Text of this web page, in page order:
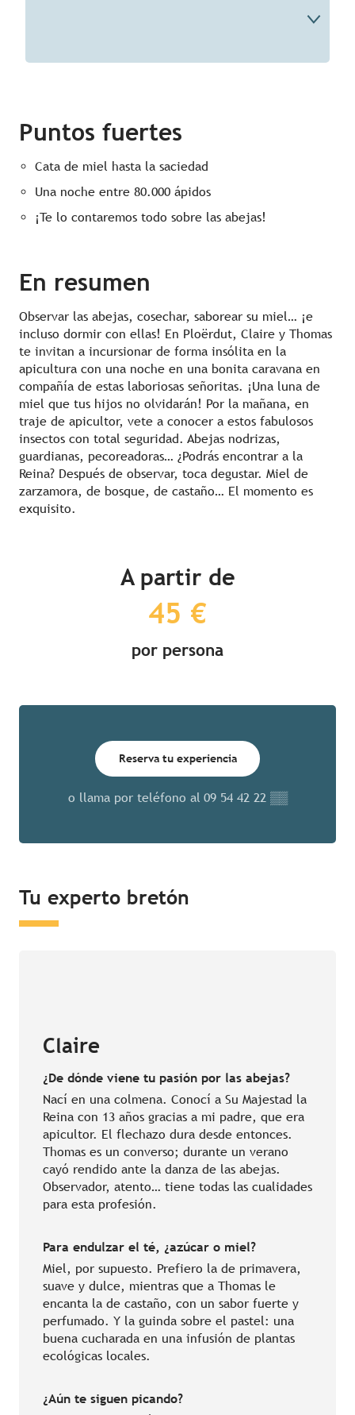
Tu experto
Información
Contacto
Puntos fuertes
Cata de miel hasta la saciedad
Una noche entre 80.000 ápidos
¡Te lo contaremos todo sobre las abejas!
En resumen
Observar las abejas, cosechar, saborear su miel… ¡e
incluso dormir con ellas! En Ploërdut, Claire y Thomas
te invitan a incursionar de forma insólita en la
apicultura con una noche en una bonita caravana en
compañía de estas laboriosas señoritas. ¡Una luna de
miel que tus hijos no olvidarán! Por la mañana, en
traje de apicultor, vete a conocer a estos fabulosos
insectos con total seguridad. Abejas nodrizas,
guardianas, pecoreadoras… ¿Podrás encontrar a la
Reina? Después de observar, toca degustar. Miel de
zarzamora, de bosque, de castaño… El momento es
exquisito.
A partir de
45 €
por persona
Reserva tu experiencia
o llama por teléfono al 09 54 42 22 ▒▒
Tu experto bretón
Claire
¿De dónde viene tu pasión por las abejas?
Nací en una colmena. Conocí a Su Majestad la
Reina con 13 años gracias a mi padre, que era
apicultor. El flechazo dura desde entonces.
Thomas es un converso; durante un verano
cayó rendido ante la danza de las abejas.
Observador, atento… tiene todas las cualidades
para esta profesión.
Para endulzar el té, ¿azúcar o miel?
Miel, por supuesto. Prefiero la de primavera,
suave y dulce, mientras que a Thomas le
encanta la de castaño, con un sabor fuerte y
perfumado. Y la guinda sobre el pastel: una
buena cucharada en una infusión de plantas
ecológicas locales.
¿Aún te siguen picando?